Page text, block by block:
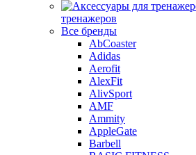
тренажеров
Все бренды
AbCoaster
Adidas
Aerofit
AlexFit
AlivSport
AMF
Ammity
AppleGate
Barbell